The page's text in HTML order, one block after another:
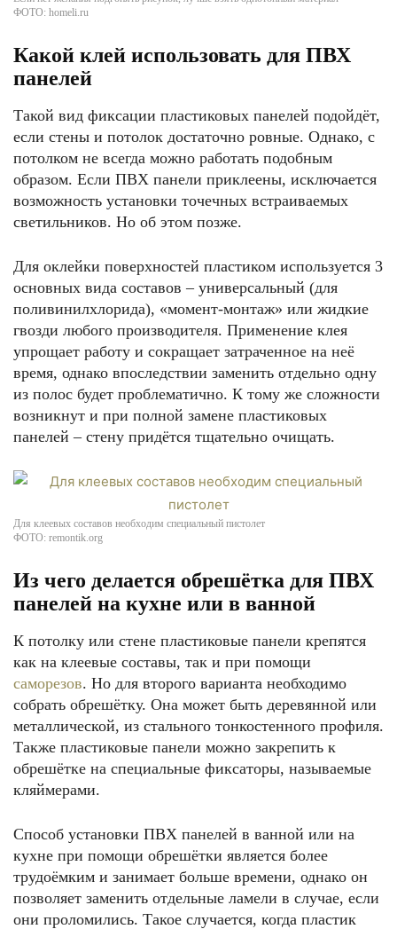
ФОТО: homeli.ru
Какой клей использовать для ПВХ
панелей
Такой вид фиксации пластиковых панелей подойдёт,
если стены и потолок достаточно ровные. Однако, с
потолком не всегда можно работать подобным
образом. Если ПВХ панели приклеены, исключается
возможность установки точечных встраиваемых
светильников. Но об этом позже.
Для оклейки поверхностей пластиком используется 3
основных вида составов – универсальный (для
поливинилхлорида), «момент-монтаж» или жидкие
гвозди любого производителя. Применение клея
упрощает работу и сокращает затраченное на неё
время, однако впоследствии заменить отдельно одну
из полос будет проблематично. К тому же сложности
возникнут и при полной замене пластиковых
панелей – стену придётся тщательно очищать.
Для клеевых составов необходим специальный пистолет
ФОТО: remontik.org
Из чего делается обрешётка для ПВХ
панелей на кухне или в ванной
К потолку или стене пластиковые панели крепятся
как на клеевые составы, так и при помощи
саморезов. Но для второго варианта необходимо
собрать обрешётку. Она может быть деревянной или
металлической, из стального тонкостенного профиля.
Также пластиковые панели можно закрепить к
обрешётке на специальные фиксаторы, называемые
кляймерами.
Способ установки ПВХ панелей в ванной или на
кухне при помощи обрешётки является более
трудоёмким и занимает больше времени, однако он
позволяет заменить отдельные ламели в случае, если
они проломились. Такое случается, когда пластик